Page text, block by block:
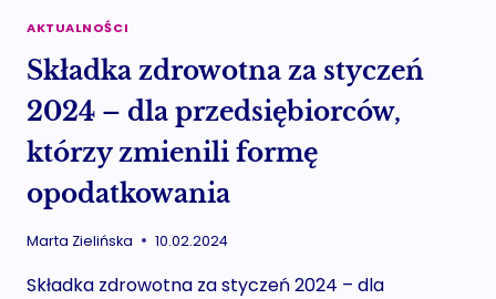
AKTUALNOŚCI
Składka zdrowotna za styczeń
2024 – dla przedsiębiorców,
którzy zmienili formę
opodatkowania
Marta Zielińska 10.02.2024
Składka zdrowotna za styczeń 2024 – dla